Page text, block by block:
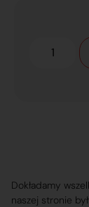
Dokładamy
naszej stronie